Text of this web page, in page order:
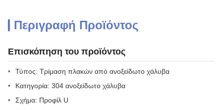
Περιγραφή Προϊόντος
Επισκόπηση του προϊόντος
Τύπος: Τρίμαση πλακών από ανοξείδωτο χάλυβα
Κατηγορία: 304 ανοξείδωτο χάλυβα
Σχήμα: Προφίλ U